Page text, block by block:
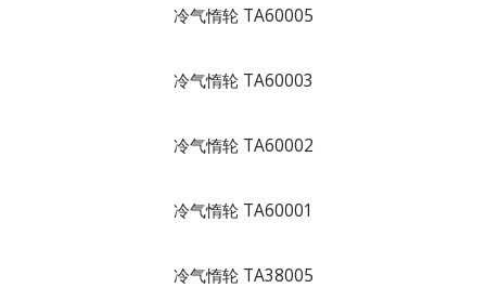
冷气惰轮 TA60005
冷气惰轮 TA60003
冷气惰轮 TA60002
冷气惰轮 TA60001
冷气惰轮 TA38005